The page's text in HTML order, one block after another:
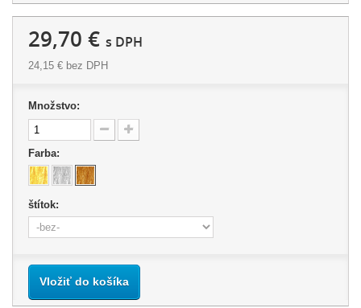
29,70 € s DPH
24,15 € bez DPH
Množstvo:
Farba:
štítok:
Vložiť do košíka